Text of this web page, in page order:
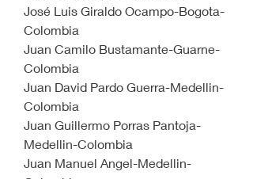
José Luis Giraldo Ocampo-Bogota-
Colombia
Juan Camilo Bustamante-Guarne-
Colombia
Juan David Pardo Guerra-Medellin-
Colombia
Juan Guillermo Porras Pantoja-
Medellin-Colombia
Juan Manuel Angel-Medellin-